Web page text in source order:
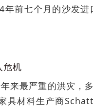
前七个月的沙发
危机
来最严重的洪灾，
具材料生产商